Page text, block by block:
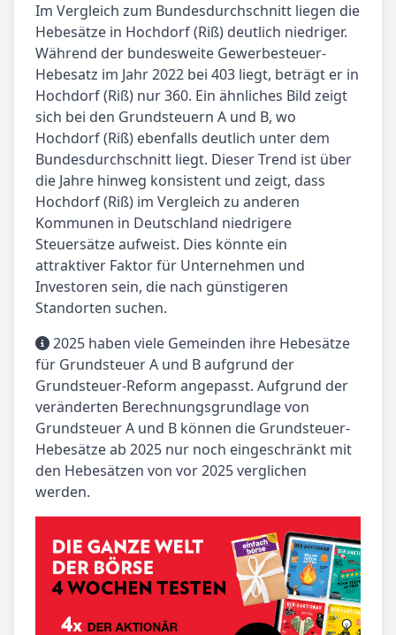
Im Vergleich zum Bundesdurchschnitt liegen die
Hebesätze in Hochdorf (Riß) deutlich niedriger.
Während der bundesweite Gewerbesteuer-
Hebesatz im Jahr 2022 bei 403 liegt, beträgt er in
Hochdorf (Riß) nur 360. Ein ähnliches Bild zeigt
sich bei den Grundsteuern A und B, wo
Hochdorf (Riß) ebenfalls deutlich unter dem
Bundesdurchschnitt liegt. Dieser Trend ist über
die Jahre hinweg konsistent und zeigt, dass
Hochdorf (Riß) im Vergleich zu anderen
Kommunen in Deutschland niedrigere
Steuersätze aufweist. Dies könnte ein
attraktiver Faktor für Unternehmen und
Investoren sein, die nach günstigeren
Standorten suchen.
2025 haben viele Gemeinden ihre Hebesätze
für Grundsteuer A und B aufgrund der
Grundsteuer-Reform angepasst. Aufgrund der
veränderten Berechnungsgrundlage von
Grundsteuer A und B können die Grundsteuer-
Hebesätze ab 2025 nur noch eingeschränkt mit
den Hebesätzen von vor 2025 verglichen
werden.